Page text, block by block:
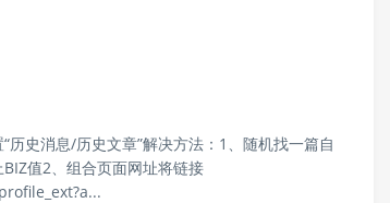
历史消息/历史文章”解决方法：1、随机找一篇自
值2、组合页面网址将链接